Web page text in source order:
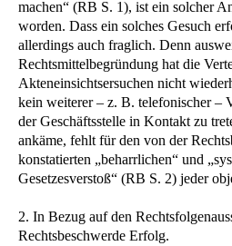
machen“ (RB S. 1), ist ein solcher
worden. Dass ein solches Gesuch
allerdings auch fraglich. Denn
Rechtsmittelbegründung hat die
Akteneinsichtsersuchen nicht
kein weiterer – z. B. telefonischer –
der Geschäftsstelle in Kontakt zu
ankäme, fehlt für den von der
konstatierten „beharrlichen“ und
Gesetzesverstoß“ (RB S. 2) jeder
2. In Bezug auf den
Rechtsbeschwerde Erfolg.